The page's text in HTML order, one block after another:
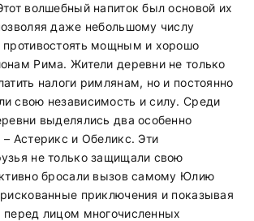
волшебный напиток был основой их
даже небольшому числу
противостоять мощным и хорошо
Рима. Жители деревни не только
налоги римлянам, но и постоянно
свою независимость и силу. Среди
выделялись два особенно
Астерикс и Обеликс. Эти
не только защищали свою
бросали вызов самому Юлию
приключения и показывая
перед лицом многочисленных